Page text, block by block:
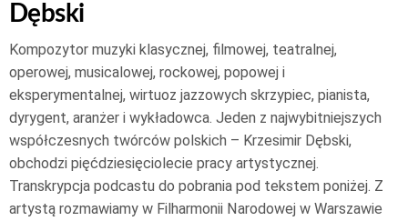
Dębski
Kompozytor muzyki klasycznej, filmowej, teatralnej,
operowej, musicalowej, rockowej, popowej i
eksperymentalnej, wirtuoz jazzowych skrzypiec, pianista,
dyrygent, aranżer i wykładowca. Jeden z najwybitniejszych
współczesnych twórców polskich – Krzesimir Dębski,
obchodzi pięćdziesięciolecie pracy artystycznej.
Transkrypcja podcastu do pobrania pod tekstem poniżej. Z
artystą rozmawiamy w Filharmonii Narodowej w Warszawie